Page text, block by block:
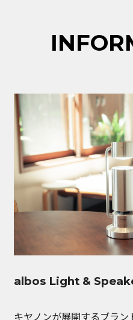
albos Light &
キヤノンが展開するブラ